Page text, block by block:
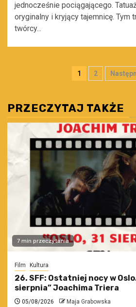
jednocześnie pociągającego.
oryginalny i kryjący tajemnicę. Tym
twórcy...
1 2
PRZECZYTAJ TAKŻE
7 min przeczytania
Film Kultura
26. SFF: Ostatniej nocy w Oslo.
sierpnia” Joachima Triera
05/08/2026 Maja Grabowska